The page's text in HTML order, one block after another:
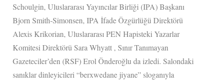
Schoulgin, Uluslararası Yayıncılar Birliği (IPA) Başkanı
Bjorn Smith-Simonsen, IPA İfade Özgürlüğü Direktörü
Alexis Krikorian, Uluslararası PEN Hapisteki Yazarlar
Komitesi Direktörü Sara Whyatt , Sınır Tanımayan
Gazeteciler’den (RSF) Erol Önderoğlu da izledi. Salondaki
sanıklar dinleyicileri “berxwedane jiyane” sloganıyla